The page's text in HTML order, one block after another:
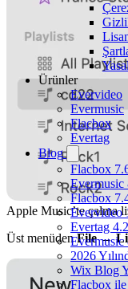
Ürünler
Evervideo
Evermusic
Flacbox
Evertag
Blog
Flacbox
Evermusic
Flacbox
Evervideo
Evertag
Evermusic
2026
Wix Blog
Flacbox
Apple Music’te çalma
Üst menüdenFile →